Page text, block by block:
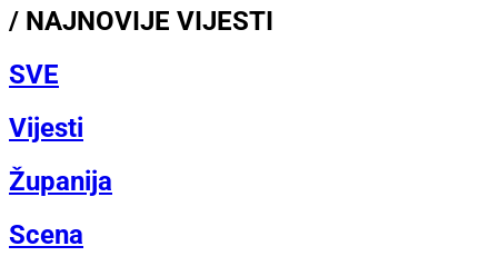
/ NAJNOVIJE VIJESTI
SVE
Vijesti
Županija
Scena